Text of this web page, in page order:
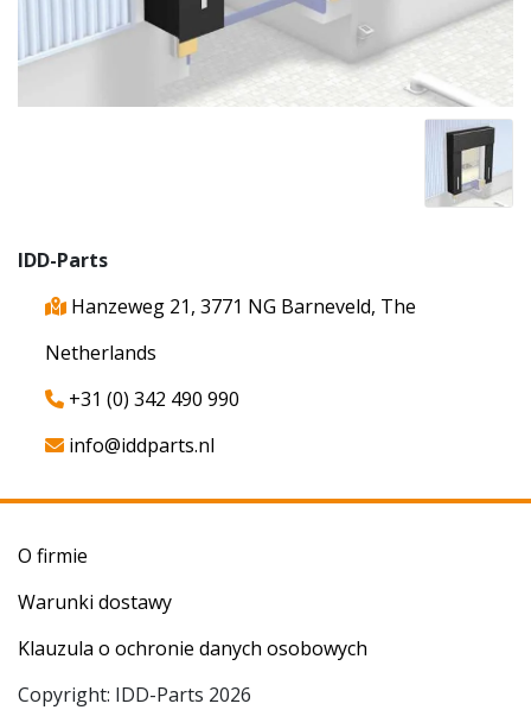
IDD-Parts
Hanzeweg 21, 3771 NG Barneveld, The
Netherlands
+31 (0) 342 490 990
info@iddparts.nl
O firmie
Warunki dostawy
Klauzula o ochronie danych osobowych
Copyright: IDD-Parts 2026